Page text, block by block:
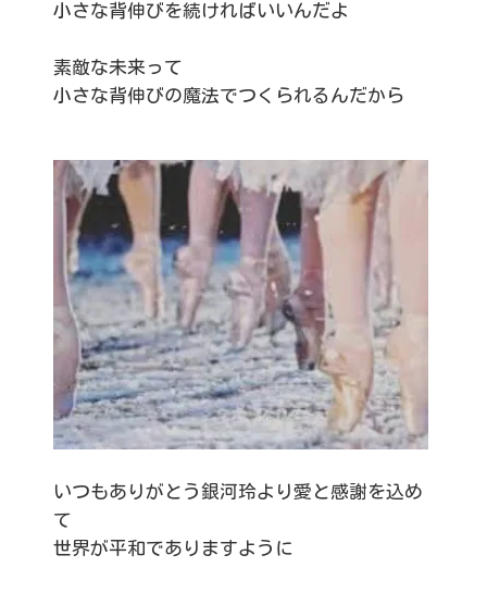
小さな背伸びを続ければいいんだよ
素敵な未来って
小さな背伸びの魔法でつくられるんだから
いつもありがとう銀河玲より愛と感謝を込め
て
世界が平和でありますように